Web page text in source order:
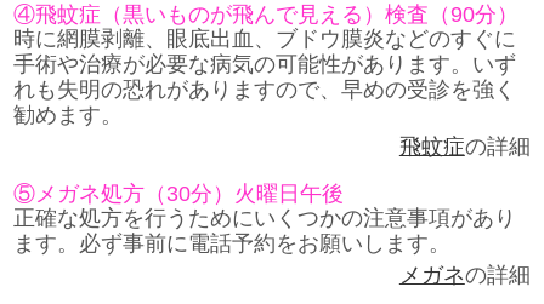
④飛蚊症（黒いものが飛んで見える）検査（90分）
時に網膜剥離、眼底出血、ブドウ膜炎などのすぐに
手術や治療が必要な病気の可能性があります。いず
れも失明の恐れがありますので、早めの受診を強く
勧めます。
飛蚊症の詳細
⑤メガネ処方（30分）火曜日午後
正確な処方を行うためにいくつかの注意事項があり
ます。必ず事前に電話予約をお願いします。
メガネの詳細